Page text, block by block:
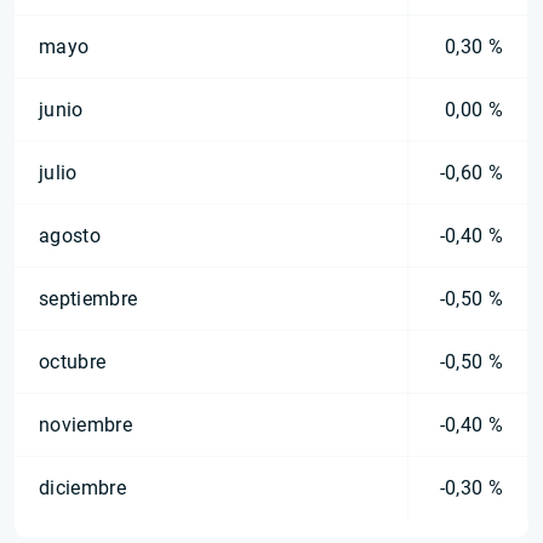
mayo 0,30 %
junio 0,00 %
julio -0,60 %
agosto -0,40 %
septiembre -0,50 %
octubre -0,50 %
noviembre -0,40 %
diciembre -0,30 %